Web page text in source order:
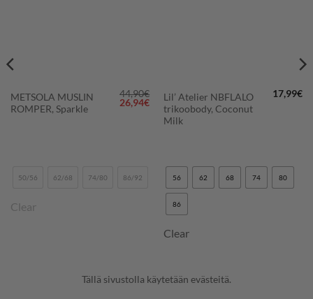
METSOLA MUSLIN
ROMPER, Sparkle
44,90€
Alkuperäinen
hinta
26,94€Nykyinen
hinta
50/56 62/68 74/80 86/92
Clear
Lil’ Atelier NBFLALO
trikoobody, Coconut
Milk
17,99€
56 62 68 74 80
86
Clear
Tällä sivustolla käytetään evästeitä.